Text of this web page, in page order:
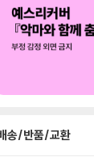
송/반품/교환